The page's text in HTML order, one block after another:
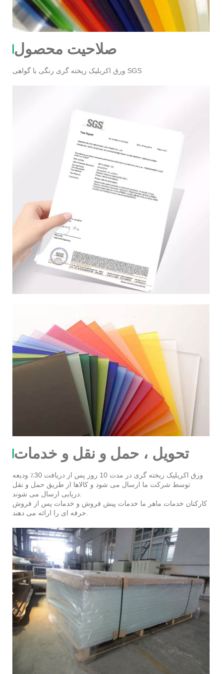
صلاحیت محصول
ورق اکریلیک ریخته گری رنگی با گواهی SGS
تحویل ، حمل و نقل و خدمات
ورق اکریلیک ریخته گری در مدت 10 روز پس از دریافت 30٪ ودیعه
توسط شرکت ما ارسال می شود و کالاها از طریق حمل و نقل
کارکنان خدمات ماهر ما خدمات پیش فروش و خدمات پس از فروش